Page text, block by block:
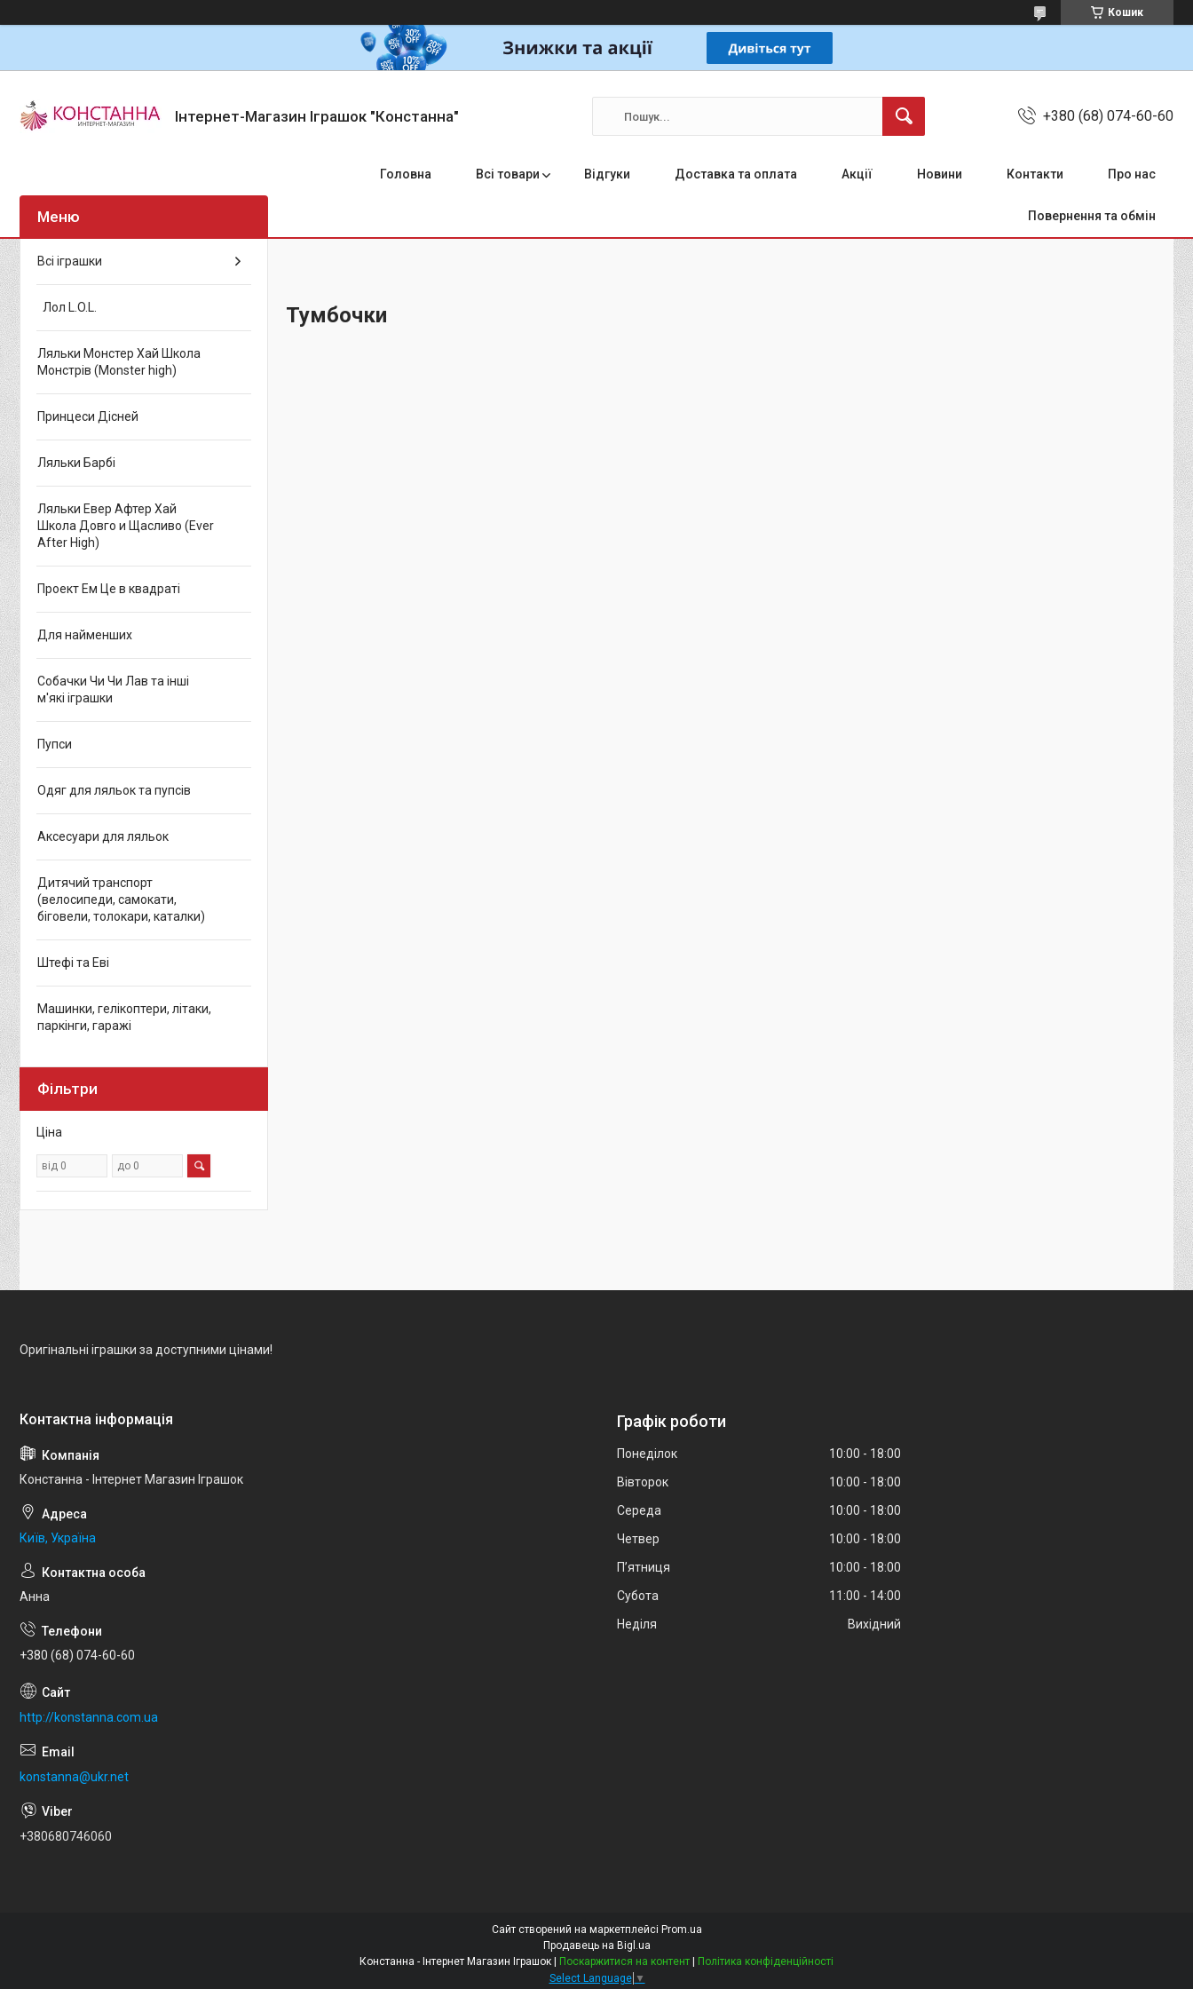
Кошик
Інтернет-Магазин Іграшок "Констанна" +380 (68) 074-60-60
Головна Всі товари Відгуки Доставка та оплата Акції Новини Контакти Про нас
Повернення та обмін
Тумбочки
Всі іграшки
Лол L.O.L.
Ляльки Монстер Хай Школа
Монстрів (Monster high)
Принцеси Дісней
Ляльки Барбі
Ляльки Евер Афтер Хай
Школа Довго и Щасливо (Ever
After High)
Проект Ем Це в квадраті
Для найменших
Собачки Чи Чи Лав та інші
м'які іграшки
Пупси
Одяг для ляльок та пупсів
Аксесуари для ляльок
Дитячий транспорт
(велосипеди, самокати,
біговели, толокари, каталки)
Штефі та Еві
Машинки, гелікоптери, літаки,
паркінги, гаражі
Фільтри
Ціна
Оригінальні іграшки за доступними цінами!
Констанна - Інтернет Магазин Іграшок
Київ, Україна
Анна
+380 (68) 074-60-60
http://konstanna.com.ua
konstanna@ukr.net
+380680746060
Графік роботи
Понеділок 10:00
18:00
Вівторок
10:00
18:00
Середа
10:00
18:00
Четвер
10:00
18:00
Пʼятниця
10:00
18:00
Субота
11:00
14:00
Неділя
Вихідний
Сайт створений на маркетплейсі Prom.ua
Продавець на Bigl.ua
Констанна - Інтернет Магазин Іграшок | Поскаржитися на контент | Політика конфіденційності
Select Language ▼